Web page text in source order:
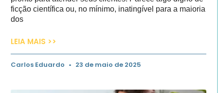
ficção científica ou, no mínimo, inatingível para a maioria
dos
LEIA MAIS >>
Carlos Eduardo 23 de maio de 2025